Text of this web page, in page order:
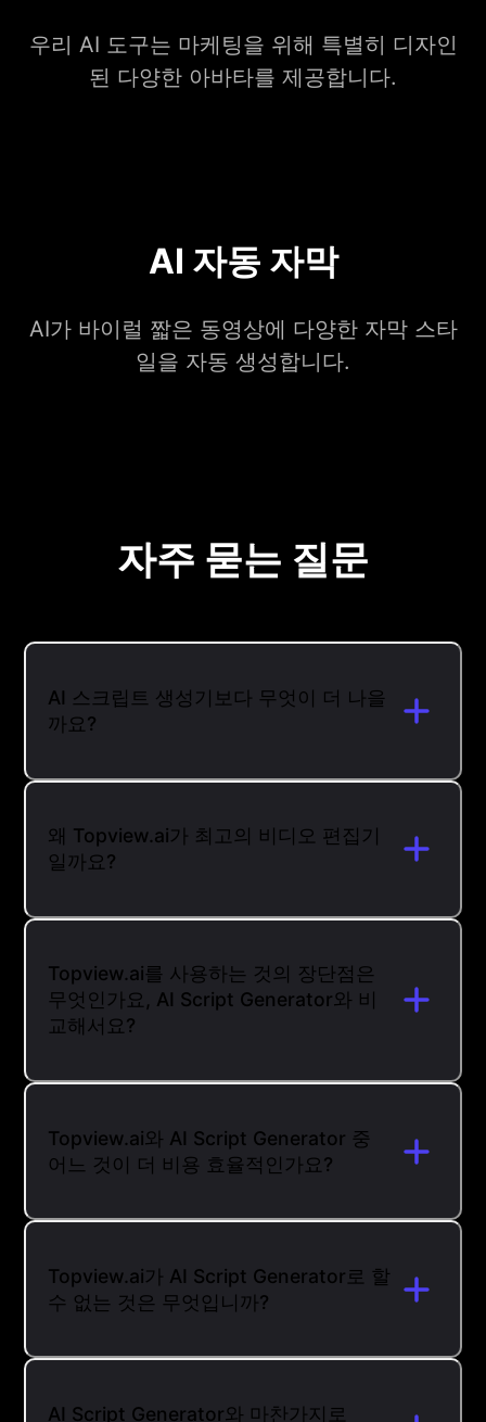
우리 AI 도구는 마케팅을 위해 특별히 디자인
된 다양한 아바타를 제공합니다.
AI 자동 자막
AI가 바이럴 짧은 동영상에 다양한 자막 스타
일을 자동 생성합니다.
자주 묻는 질문
AI 스크립트 생성기보다 무엇이 더 나을
까요?
왜 Topview.ai가 최고의 비디오 편집기
일까요?
Topview.ai를 사용하는 것의 장단점은
무엇인가요, AI Script Generator와 비
교해서요?
Topview.ai와 AI Script Generator 중
어느 것이 더 비용 효율적인가요?
Topview.ai가 AI Script Generator로 할
수 없는 것은 무엇입니까?
AI Script Generator와 마찬가지로